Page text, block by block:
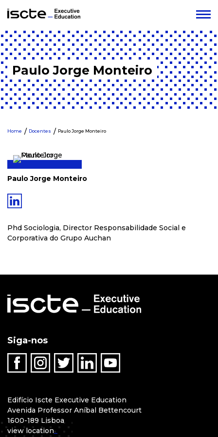
Paulo Jorge Monteiro
Home Docentes Paulo Jorge Monteiro
Paulo Jorge Monteiro
Phd Sociologia, Director Responsabilidade Social e
Corporativa do Grupo Auchan
Siga-nos
Edifício Iscte Executive Education
Avenida Professor Aníbal Bettencourt
1600-189 Lisboa
view location_